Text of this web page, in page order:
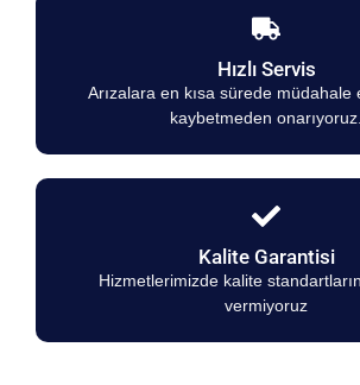
Hızlı Servis
Arızalara en kısa sürede müdahale
kaybetmeden onarıyoruz.
Kalite Garantisi
Hizmetlerimizde kalite
vermiyoruz